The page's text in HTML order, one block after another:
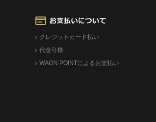
クレジットカード払い
代金引換
WAON POINTによるお支払い